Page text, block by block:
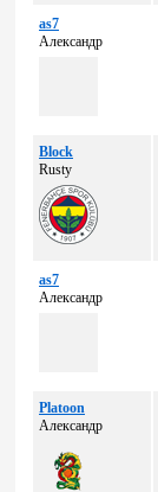
as7
Александр
Block
Rusty
as7
Александр
Platoon
Александр